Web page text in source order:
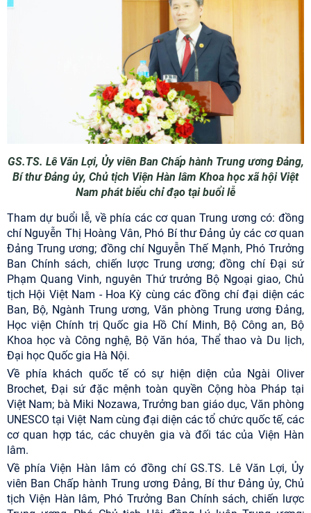
GS.TS. Lê Văn Lợi, Ủy viên Ban Chấp hành Trung ương Đảng,
Bí thư Đảng ủy, Chủ tịch Viện Hàn lâm Khoa học xã hội Việt
Nam phát biểu chỉ đạo tại buổi lễ
Tham dự buổi lễ, về phía các cơ quan Trung ương có: đồng
chí Nguyễn Thị Hoàng Vân, Phó Bí thư Đảng ủy các cơ quan
Đảng Trung ương; đồng chí Nguyễn Thế Mạnh, Phó Trưởng
Ban Chính sách, chiến lược Trung ương; đồng chí Đại sứ
Phạm Quang Vinh, nguyên Thứ trưởng Bộ Ngoại giao, Chủ
tịch Hội Việt Nam - Hoa Kỳ cùng các đồng chí đại diện các
Ban, Bộ, Ngành Trung ương, Văn phòng Trung ương Đảng,
Học viện Chính trị Quốc gia Hồ Chí Minh, Bộ Công an, Bộ
Khoa học và Công nghệ, Bộ Văn hóa, Thể thao và Du lịch,
Đại học Quốc gia Hà Nội.
Về phía khách quốc tế có sự hiện diện của Ngài Oliver
Brochet, Đại sứ đặc mệnh toàn quyền Cộng hòa Pháp tại
Việt Nam; bà Miki Nozawa, Trưởng ban giáo dục, Văn phòng
UNESCO tại Việt Nam cùng đại diện các tổ chức quốc tế, các
cơ quan hợp tác, các chuyên gia và đối tác của Viện Hàn
lâm.
Về phía Viện Hàn lâm có đồng chí GS.TS. Lê Văn Lợi, Ủy
viên Ban Chấp hành Trung ương Đảng, Bí thư Đảng ủy, Chủ
tịch Viện Hàn lâm, Phó Trưởng Ban Chính sách, chiến lược